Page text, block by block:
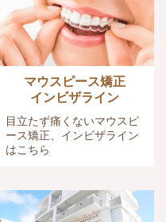
マウスピース矯正
インビザライン
目立たず痛くないマウスピ
ース矯正、インビザライン
はこちら